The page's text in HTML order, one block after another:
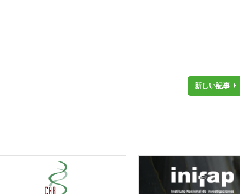
新しい記事